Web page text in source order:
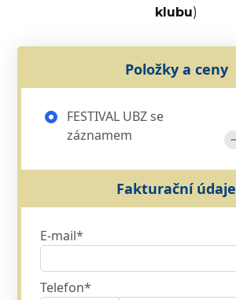
klubu)
Položky a ceny
FESTIVAL UBZ se
záznamem
Fakturační údaje
E-mail*
Telefon*